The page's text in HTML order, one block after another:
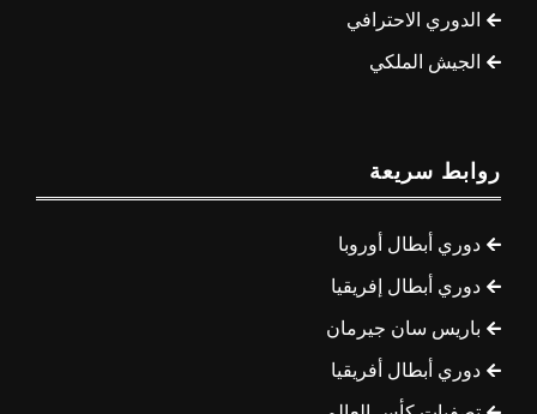
الدوري الاحترافي
الجيش الملكي
روابط سريعة
دوري أبطال أوروبا
دوري أبطال إفريقيا
باريس سان جيرمان
دوري أبطال أفريقيا